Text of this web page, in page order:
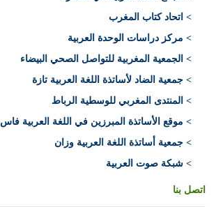
> اتحاد كتاب المغرب
> مركز دراسات الوحدة العربية
> الجمعية المغربية للتواصل الصحي البيضاء
> جمعية الضاد لأساتذة اللغة العربية تازة
> المنتدى المغربي للوسطية الرباط
> موقع الأساتذة المبرزين في اللغة العربية فاس
> جمعية أساتذة اللغة العربية وزان
> شبكة صوت العربية
اتصل بنا